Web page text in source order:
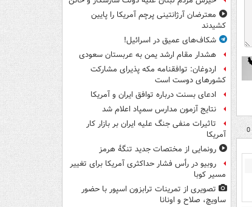
معترضان آرژانتینی پرچم آمریکا را پایین
کشیدند
شکاف‌های عمیق در اسرائیل!
هشدار مقام ارشد یمن به عربستان سعودی
اردوغان: توافقنامه مکه پذیرای مشارکت
کشورهای دوست است
ادعای بسنت درباره توافق ایران و آمریکا
نتایج آزمون مدارس سمپاد اعلام شد
تاثیرات منفی جنگ علیه ایران بر بازار کار
آمریکا
رونمایی از مختصات جدید تنگۀ هرمز
روبیو در رأس فشار حداکثری آمریکا برای تغییر
مسیر کوبا
تصویری از تمرینات ترابزون اسپور با حضور
ساویچ، صلاح و اونانا